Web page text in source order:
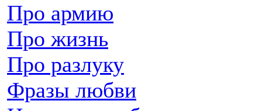
Про армию
Про жизнь
Про разлуку
Фразы любви